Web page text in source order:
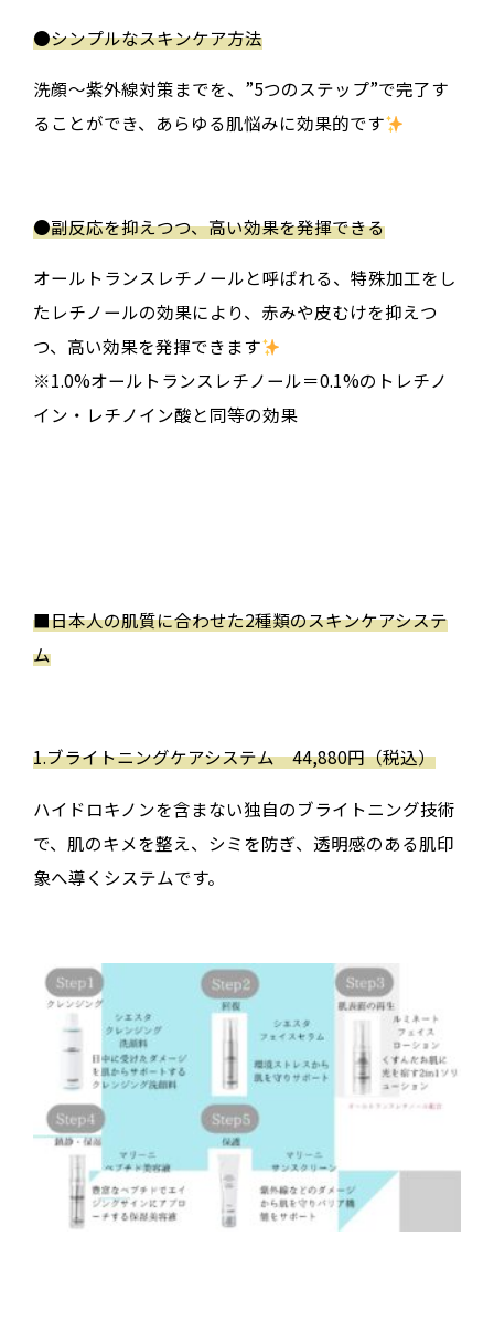
●シンプルなスキンケア方法
洗顔〜紫外線対策までを、”5つのステップ”で完了す
ることができ、あらゆる肌悩みに効果的です
●副反応を抑えつつ、高い効果を発揮できる
オールトランスレチノールと呼ばれる、特殊加工をし
たレチノールの効果により、赤みや皮むけを抑えつ
つ、高い効果を発揮できます
※1.0%オールトランスレチノール＝0.1%のトレチノ
イン・レチノイン酸と同等の効果
■日本人の肌質に合わせた2種類のスキンケアシステ
ム
1.ブライトニングケアシステム44,880円（税込）
ハイドロキノンを含まない独自のブライトニング技術
で、肌のキメを整え、シミを防ぎ、透明感のある肌印
象へ導くシステムです。